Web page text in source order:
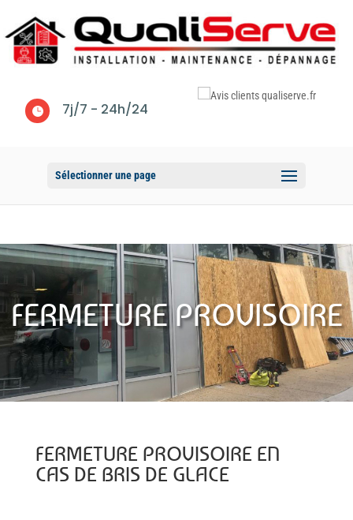
 7j/7 - 24h/24
Sélectionner une page
FERMETURE PROVISOIRE
FERMETURE PROVISOIRE EN
CAS DE BRIS DE GLACE